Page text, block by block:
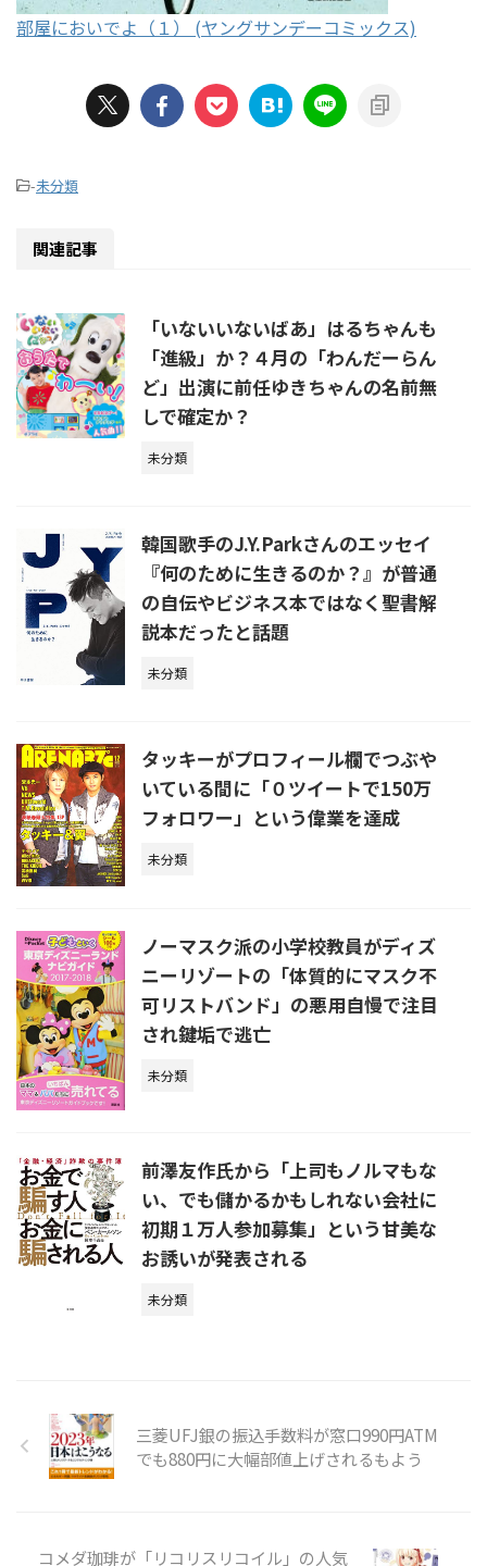
部屋においでよ（１） (ヤングサンデーコミックス)
-未分類
関連記事
「いないいないばあ」はるちゃんも
「進級」か？４月の「わんだーらん
ど」出演に前任ゆきちゃんの名前無
しで確定か？
未分類
韓国歌手のJ.Y.Parkさんのエッセイ
『何のために生きるのか？』が普通
の自伝やビジネス本ではなく聖書解
説本だったと話題
未分類
タッキーがプロフィール欄でつぶや
いている間に「０ツイートで150万
フォロワー」という偉業を達成
未分類
ノーマスク派の小学校教員がディズ
ニーリゾートの「体質的にマスク不
可リストバンド」の悪用自慢で注目
され鍵垢で逃亡
未分類
前澤友作氏から「上司もノルマもな
い、でも儲かるかもしれない会社に
初期１万人参加募集」という甘美な
お誘いが発表される
未分類
三菱UFJ銀の振込手数料が窓口990円ATM
でも880円に大幅部値上げされるもよう
コメダ珈琲が「リコリスリコイル」の人気